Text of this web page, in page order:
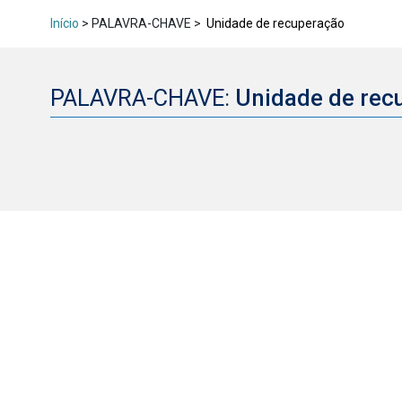
Início > PALAVRA-CHAVE > Unidade de recuperação
PALAVRA-CHAVE: Unidade de